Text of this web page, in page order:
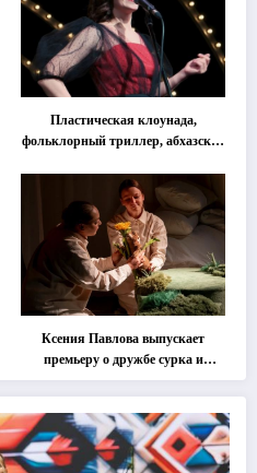
Пластическая клоунада,
фольклорный триллер, абхазская
втором этапе фестиваля
«Монокль»
Ксения Павлова выпускает
премьеру о дружбе сурка и
одуванчика